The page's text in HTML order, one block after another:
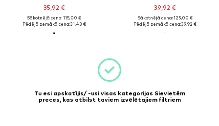
35,92 €
Sākotnējā cena: 115,00 €
Pēdējā zemākā cena:31,43 €
39,92 €
Sākotnējā cena: 125,00 €
Pēdējā zemākā cena:39,92 €
Tu esi apskatījis/ -usi visas kategorijas Sievietēm
preces, kas atbilst taviem izvēlētajiem filtriem